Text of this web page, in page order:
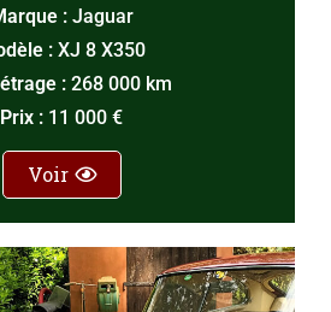
: Jaguar
: XJ 8 X350
: 268 000 km
Prix : 11 000 €
Voir